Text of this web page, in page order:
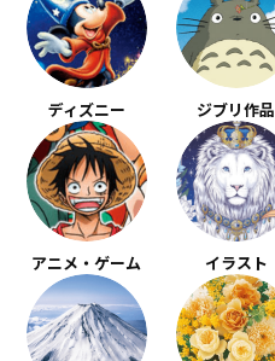
ディズニー ジブリ作品
アニメ・ゲーム イラスト